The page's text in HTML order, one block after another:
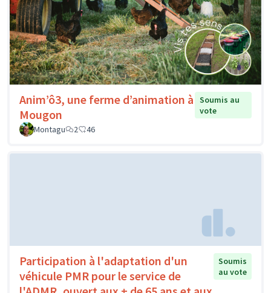
Anim’ô3, une ferme d’animation à
Mougon
Soumis au
vote
Montagu
2 46
Participation à l'adaptation d'un
véhicule PMR pour le service de
Soumis
au vote